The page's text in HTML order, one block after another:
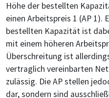
Höhe der bestellten
einen Arbeitspreis 1 (AP 1).
bestellten Kapazität ist
mit einem höheren
Überschreitung ist
vertraglich vereinbarten
zulässig. Die AP stellen
dar, sondern sind